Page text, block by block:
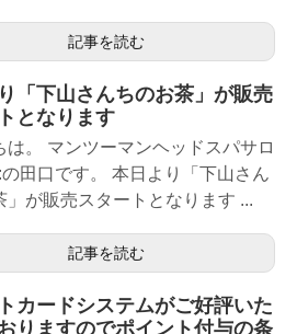
記事を読む
「下山さんちのお茶」が販売
となります
は。 マンツーマンヘッドスパサロ
田口です。 本日より「下山さん
」が販売スタートとなります ...
記事を読む
カードシステムがご好評いた
りますのでポイント付与の条